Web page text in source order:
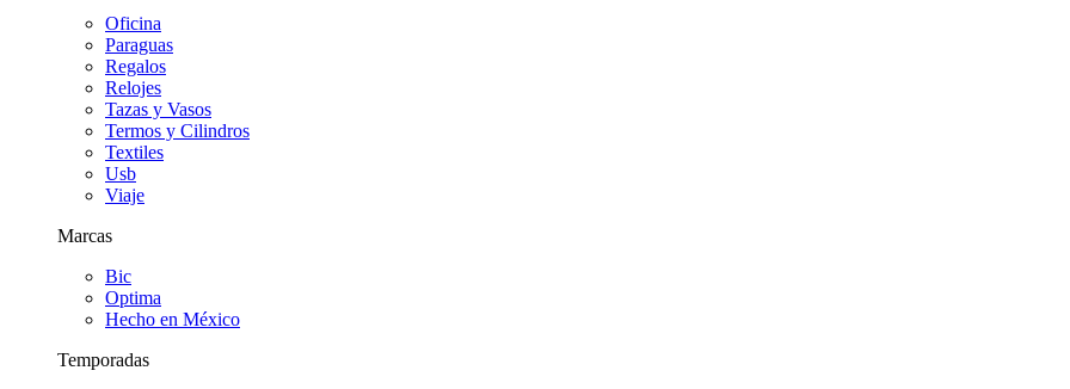
Oficina
Paraguas
Regalos
Relojes
Tazas y Vasos
Termos y Cilindros
Textiles
Usb
Viaje
Marcas
Bic
Optima
Hecho en México
Temporadas